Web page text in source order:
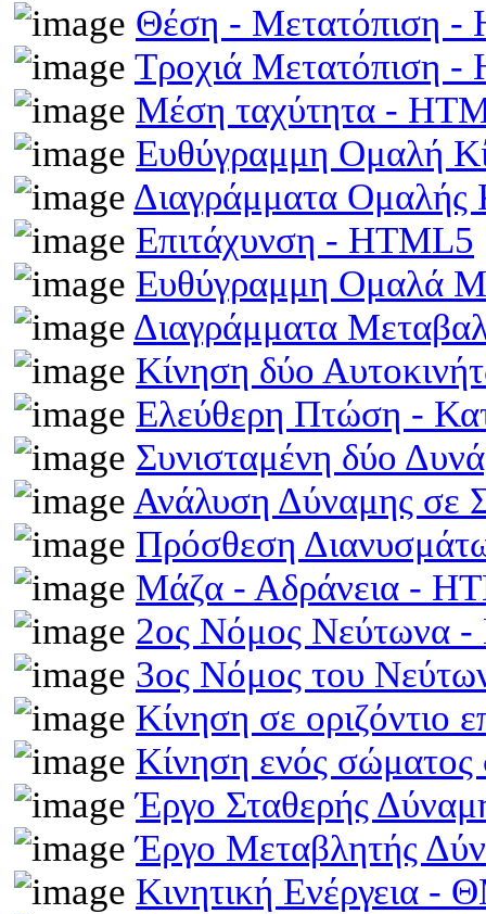
Θέση - Μετατόπιση -
Τροχιά Μετατόπιση -
Μέση ταχύτητα -
Ευθύγραμμη Ομαλή
Διαγράμματα
Επιτάχυνση - HTML5
Ευθύγραμμη Ομαλά
Διαγράμματα
Κίνηση δύο
Ελεύθερη Πτώση -
Συνισταμένη δύο
Ανάλυση Δύναμης σε
Πρόσθεση
Μάζα - Αδράνεια -
2ος Νόμος Νεύτωνα
3ος Νόμος του
Κίνηση σε οριζόντιο
Κίνηση ενός
Έργο Σταθερής
Έργο Μεταβλητής
Κινητική Ενέργεια